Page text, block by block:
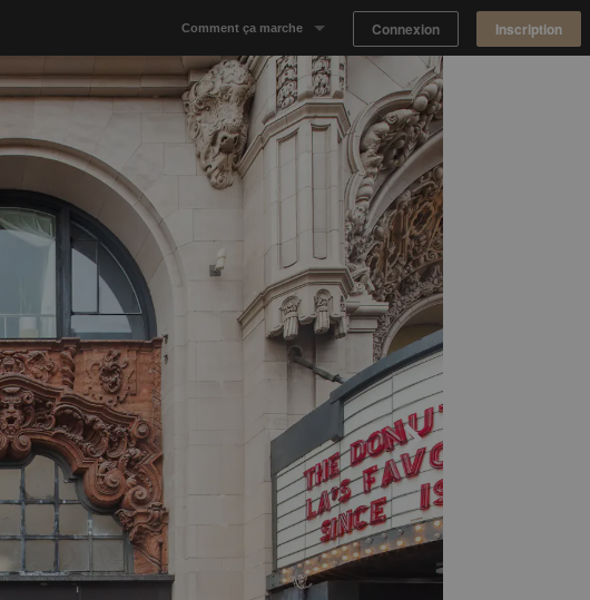
Comment ça marche
Notre concept
Proposer un espace
Trouver un espace
Tableau de Bord Propriétaire
Connexion Inscription